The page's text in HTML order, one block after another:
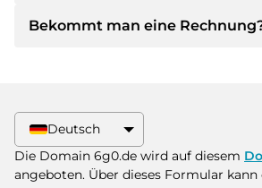
Nach einer Einigung wird der
Zahlungsmethoden anbieten.
Bitte geben Sie bei der
den Domainnamen und die
Bekommt man eine
größeren Kaufpreisen
Wunsch auch einen zusätzlichen
Deutsch
Die Domain 6g0.de wird auf diesem
angeboten. Über dieses Formular